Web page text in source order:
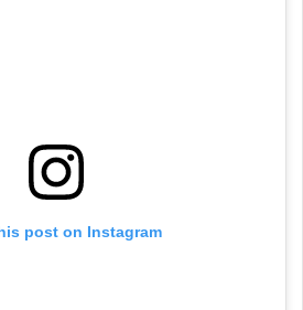
post on Instagram